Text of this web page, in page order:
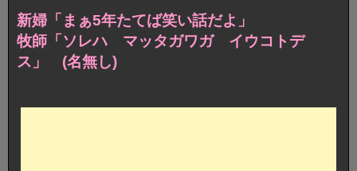
新婦「まぁ5年たてば笑い話だよ」
牧師「ソレハ マッタガワガ イウコトデ
ス」 (名無し)